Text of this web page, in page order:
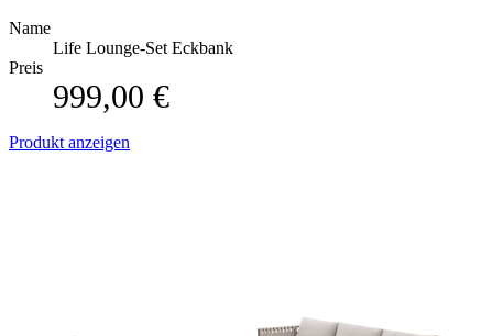
Name
Life Lounge-Set Eckbank
Preis
999,00 €
Produkt anzeigen